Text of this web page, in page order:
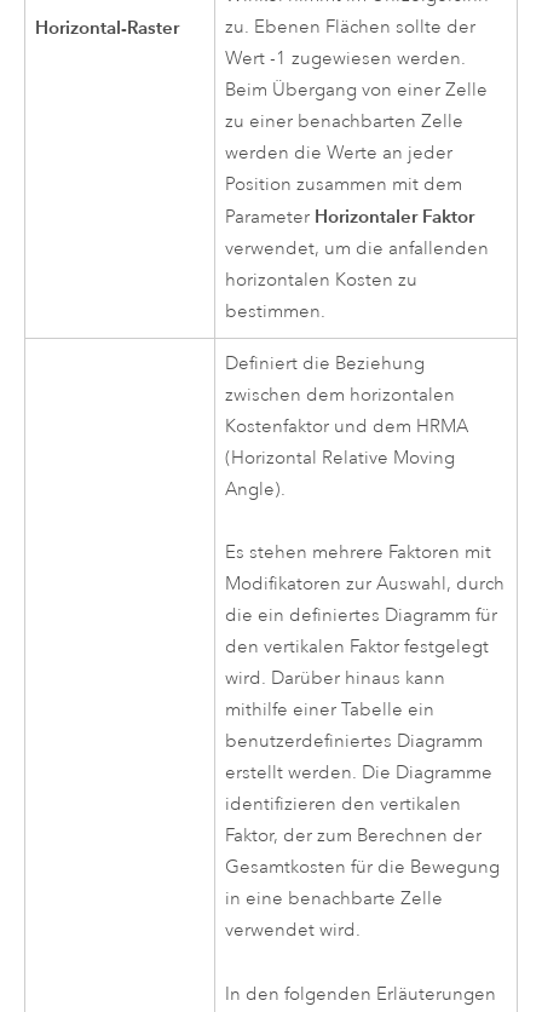
Horizontal-Raster
zu. Ebenen Flächen sollte der
Wert -1 zugewiesen werden.
Beim Übergang von einer Zelle
zu einer benachbarten Zelle
werden die Werte an jeder
Position zusammen mit dem
Parameter Horizontaler Faktor
verwendet, um die anfallenden
horizontalen Kosten zu
bestimmen.
Definiert die Beziehung
zwischen dem horizontalen
Kostenfaktor und dem HRMA
(Horizontal Relative Moving
Angle).
Es stehen mehrere Faktoren mit
Modifikatoren zur Auswahl, durch
die ein definiertes Diagramm für
den vertikalen Faktor festgelegt
wird. Darüber hinaus kann
mithilfe einer Tabelle ein
benutzerdefiniertes Diagramm
erstellt werden. Die Diagramme
identifizieren den vertikalen
Faktor, der zum Berechnen der
Gesamtkosten für die Bewegung
in eine benachbarte Zelle
verwendet wird.
In den folgenden Erläuterungen